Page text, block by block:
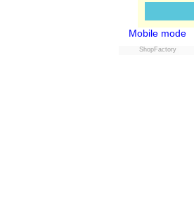
Mobile mode
Powered by
ShopFactory